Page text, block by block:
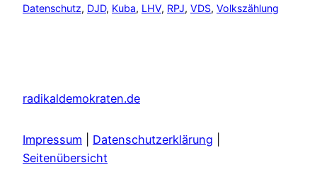
Datenschutz, DJD, Kuba, LHV, RPJ, VDS, Volkszählung
radikaldemokraten.de
Impressum Datenschutzerklärung
Seitenübersicht